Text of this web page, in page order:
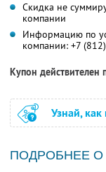
Скидка не
компании
Информацию по
компании: +7
Купон действителен
Узнай,
ПОДРОБНЕЕ